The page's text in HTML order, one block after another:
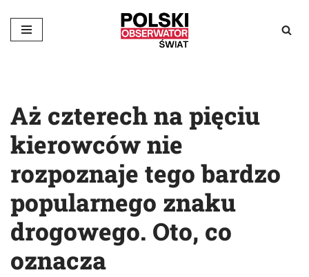
Przejdź
Aż czterech na pięciu
kierowców nie
rozpoznaje tego bardzo
popularnego znaku
drogowego. Oto, co
oznacza